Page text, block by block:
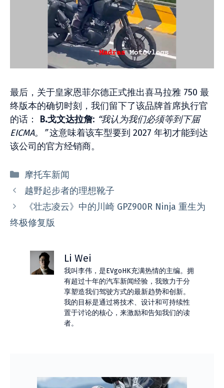
最后，关于皇家恩菲尔德正式推出喜马拉雅 750 最
终版本的确切时刻，我们留下了该品牌首席执行官
的话： B.戈文达拉詹: “我认为我们必须等到下届
EICMA。”这意味着该车型要到 2027 年初才能到达
该公司的官方经销商。
分
类
摩托车新闻
越野起步者的理想靴子
《壮志凌云》中的川崎 GPZ900R Ninja 重生为
终极修复版
Li Wei
我叫李伟，是EVgoHK充满热情的主编。拥
有超过十年的汽车新闻经验，我致力于分
享塑造我们驾驶方式的最新趋势和创新。
我的目标是通过将技术、设计和可持续性
置于讨论的核心，来激励和告知我们的读
者。